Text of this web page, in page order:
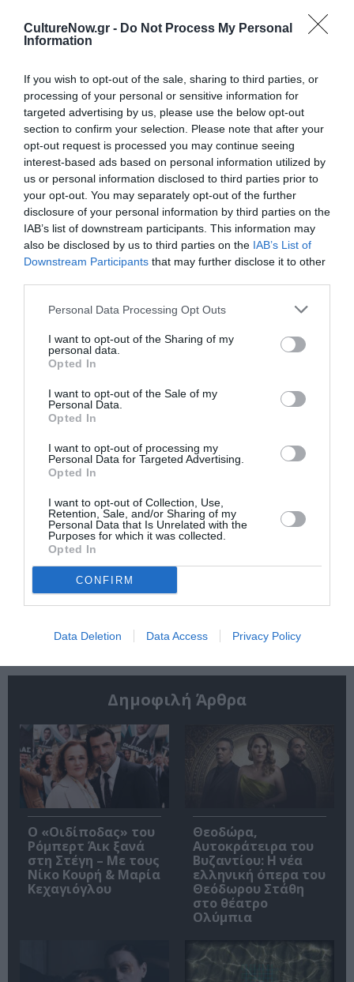
CultureNow.gr - Do Not Process My Personal
Information
If you wish to opt-out of the sale, sharing to third parties, or
processing of your personal or sensitive information for
targeted advertising by us, please use the below opt-out
section to confirm your selection. Please note that after your
opt-out request is processed you may continue seeing
interest-based ads based on personal information utilized by
us or personal information disclosed to third parties prior to
your opt-out. You may separately opt-out of the further
disclosure of your personal information by third parties on the
IAB’s list of downstream participants. This information may
also be disclosed by us to third parties on the IAB’s List of
Downstream Participants that may further disclose it to other
Personal Data Processing Opt Outs
I want to opt-out of the Sharing of my
personal data.
Opted In
I want to opt-out of the Sale of my
Personal Data.
Opted In
I want to opt-out of processing my
Personal Data for Targeted Advertising.
Opted In
I want to opt-out of Collection, Use,
Retention, Sale, and/or Sharing of my
Personal Data that Is Unrelated with the
Purposes for which it was collected.
Opted In
CONFIRM
Data Deletion Data Access Privacy Policy
Κάθε βδομάδα στο e-mail σας τα τελευταία νέα για
την Τέχνη και τον Πολιτισμό!
Ακολουθήστε το Culturenow.gr
Σχετικά Άρθρα
Η μακρά λίστα με
για το Βραβείο
Booker 2026
«Παρεμποδίζοντας
την αποστασία,
Ιουλιανά 1965»:
Παρουσίαση του
βιβλίου στο
Σπύρος Κακατσάκης
Σκοτάδι:
Δημοφιλή Άρθρα
O «Οιδίποδας» του
Ρόμπερτ Άικ ξανά
στη Στέγη – Με τους
Νίκο Κουρή & Μαρία
Κεχαγιόγλου
Θεοδώρα,
Αυτοκράτειρα του
Βυζαντίου: Η νέα
ελληνική όπερα του
Θεόδωρου Στάθη
στο θέατρο
Ολύμπια